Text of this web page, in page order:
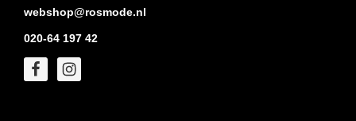
webshop@rosmode.nl
020-64 197 42